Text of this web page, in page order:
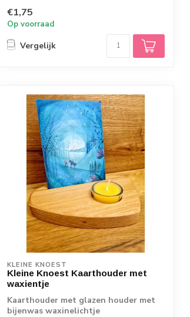
€1,75
Op voorraad
Vergelijk
KLEINE KNOEST
Kleine Knoest Kaarthouder met
waxientje
Kaarthouder met glazen houder met
bijenwas waxinelichtje